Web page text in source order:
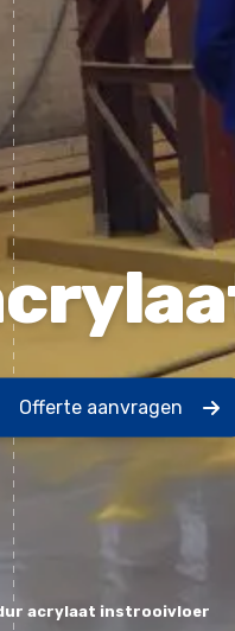
Offerte aanvragen
acrylaat instrooivloer